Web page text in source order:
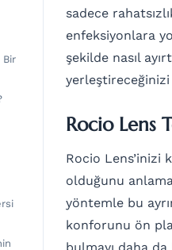
Bir
sadece
enfeksiyonlara
şekilde nasıl
yerleştireceğinizi
Rocio Lens
Rocio Lens’inizi
olduğunu
yöntemle bu
konforunu ön